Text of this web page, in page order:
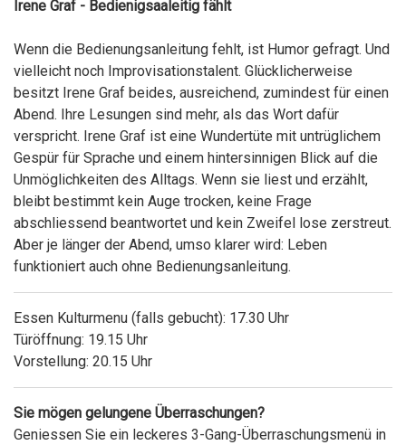
Irene Graf - Bedienigsaaleitig fählt
Wenn die Bedienungsanleitung fehlt, ist Humor gefragt. Und
vielleicht noch Improvisationstalent. Glücklicherweise
besitzt Irene Graf beides, ausreichend, zumindest für einen
Abend. Ihre Lesungen sind mehr, als das Wort dafür
verspricht. Irene Graf ist eine Wundertüte mit untrüglichem
Gespür für Sprache und einem hintersinnigen Blick auf die
Unmöglichkeiten des Alltags. Wenn sie liest und erzählt,
bleibt bestimmt kein Auge trocken, keine Frage
abschliessend beantwortet und kein Zweifel lose zerstreut.
Aber je länger der Abend, umso klarer wird: Leben
funktioniert auch ohne Bedienungsanleitung.
Essen Kulturmenu (falls gebucht): 17.30 Uhr
Türöffnung: 19.15 Uhr
Vorstellung: 20.15 Uhr
Sie mögen gelungene Überraschungen?
Geniessen Sie ein leckeres 3-Gang-Überraschungsmenü in